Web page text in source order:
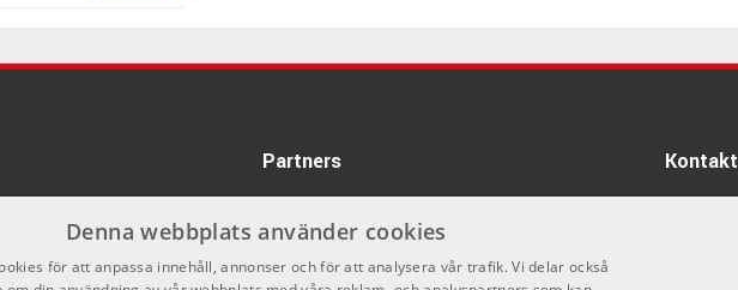
3333 kr
Beyerdynamic DT 1990 PRO MKII
Slate VSX Immersion One Planar
Magnetic Open Back Headphones
Partners Kontakt
Denna webbplats använder cookies
för att anpassa innehåll, annonser och för att analysera vår trafik. Vi delar också